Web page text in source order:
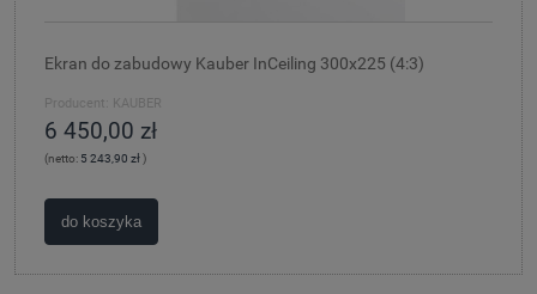
Ekran do zabudowy Kauber InCeiling 300x225 (4:3)
Producent: KAUBER
6 450,00 zł
(netto: 5 243,90 zł)
do koszyka